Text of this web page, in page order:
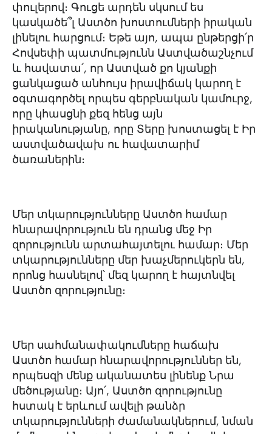
փուլերով։ Գուցե արդեն սկսում ես
կասկածե՞լ Աստծո խոստումների իրական
լինելու հարցում։ Եթե այո, ապա ընթերցի՛ր
Հովսեփի պատմությունն Աստվածաշնչում
և հավատա՛, որ Աստված քո կյանքի
ցանկացած անհույս իրավիճակ կարող է
օգտագործել որպես գերբնական կամուրջ,
որը կհասցնի քեզ հենց այն
իրականությանը, որը Տերը խոստացել է Իր
աստվածավախ ու հավատարիմ
ծառաներին։
Մեր տկարությունները Աստծո համար
հնարավորություն են դրանց մեջ Իր
զորությունն արտահայտելու համար։ Մեր
տկարությունները մեր խաչմերուկերն են,
որոնց հասնելով՝ մեզ կարող է հայտնվել
Աստծո զորությունը։
Մեր սահմանափակումները հաճախ
Աստծո համար հնարավորություններ են,
որպեսզի մենք ականատես լինենք Նրա
մեծությանը։ Այո՛, Աստծո զորությունը
հստակ է երևում ավելի թանձր
տկարությունների ժամանակներում, նման